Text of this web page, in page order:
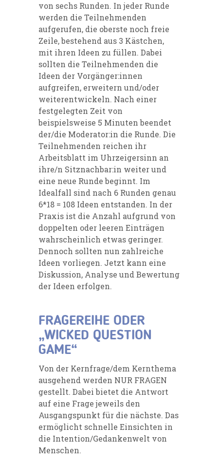
von sechs Runden. In jeder Runde
werden die Teilnehmenden
aufgerufen, die oberste noch freie
Zeile, bestehend aus 3 Kästchen,
mit ihren Ideen zu füllen. Dabei
sollten die Teilnehmenden die
Ideen der Vorgänger:innen
aufgreifen, erweitern und/oder
weiterentwickeln. Nach einer
festgelegten Zeit von
beispielsweise 5 Minuten beendet
der/die Moderator:in die Runde. Die
Teilnehmenden reichen ihr
Arbeitsblatt im Uhrzeigersinn an
ihre/n Sitznachbar:in weiter und
eine neue Runde beginnt. Im
Idealfall sind nach 6 Runden genau
6*18 = 108 Ideen entstanden. In der
Praxis ist die Anzahl aufgrund von
doppelten oder leeren Einträgen
wahrscheinlich etwas geringer.
Dennoch sollten nun zahlreiche
Ideen vorliegen. Jetzt kann eine
Diskussion, Analyse und Bewertung
der Ideen erfolgen.
FRAGEREIHE ODER
„WICKED QUESTION
GAME“
Von der Kernfrage/dem Kernthema
ausgehend werden NUR FRAGEN
gestellt. Dabei bietet die Antwort
auf eine Frage jeweils den
Ausgangspunkt für die nächste. Das
ermöglicht schnelle Einsichten in
die Intention/Gedankenwelt von
Menschen.